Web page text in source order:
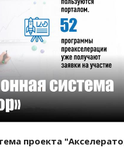
проект
проекта